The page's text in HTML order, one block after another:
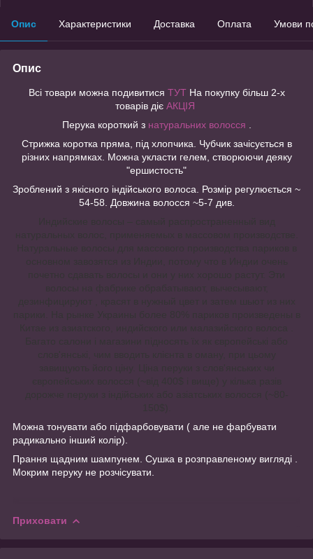
Опис Характеристики Доставка Оплата Умови
Опис
Всі товари можна подивитися ТУТНа покупку більш 2-х
товарів діє АКЦІЯ
Перука короткий з натуральних волосся
Стрижка коротка пряма, під хлопчика. Чубчик зачісується в
різних напрямках. Можна укласти гелем, створюючи деяку
"ершистость"
Зроблений з якісного індійського волоса. Розмір регулюється ~
54-58. Довжина волосся ~5-7 див.
Можна тонувати або підфарбовувати ( але не фарбувати
радикально інший колір).
Прання щадним шампунем. Сушка в розправленому вигляді .
Мокрим перуку не розчісувати.
Приховати